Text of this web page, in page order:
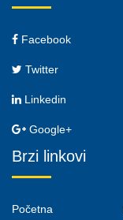
Facebook
Twitter
Linkedin
Google+
Brzi linkovi
Početna